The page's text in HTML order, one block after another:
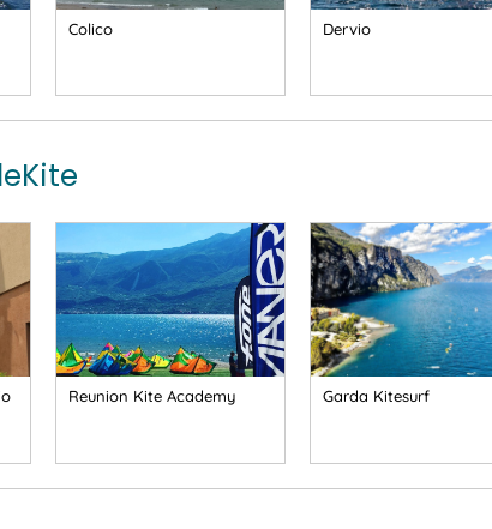
Colico Dervio
Reunion Kite Academy Garda Kitesurf